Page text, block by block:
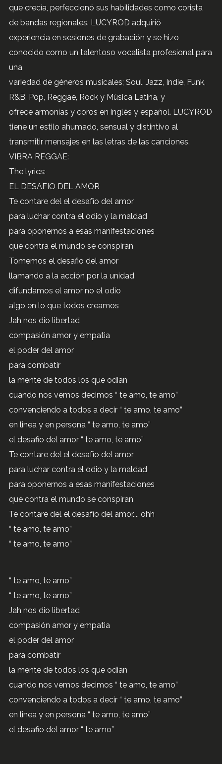
que crecía, perfeccionó sus habilidades como corista
de bandas regionales. LUCYROD adquirió
experiencia en sesiones de grabación y se hizo
conocido como un talentoso vocalista profesional para
una
variedad de géneros musicales; Soul, Jazz, Indie, Funk,
R&B, Pop, Reggae, Rock y Música Latina, y
ofrece armonías y coros en inglés y español. LUCYROD
tiene un estilo ahumado, sensual y distintivo al
transmitir mensajes en las letras de las canciones.
VIBRA REGGAE:
The lyrics:
EL DESAFIO DEL AMOR
Te contare del el desafío del amor
para luchar contra el odio y la maldad
para oponernos a esas manifestaciones
que contra el mundo se conspiran
Tomemos el desafio del amor
llamando a la acción por la unidad
difundamos el amor no el odio
algo en lo que todos creamos
Jah nos dio libertad
compasión amor y empatia
el poder del amor
para combatir
la mente de todos los que odian
cuando nos vemos decimos “ te amo, te amo”
convenciendo a todos a decir “ te amo, te amo”
en linea y en persona “ te amo, te amo”
el desafio del amor “ te amo, te amo”
Te contare del el desafío del amor
para luchar contra el odio y la maldad
para oponernos a esas manifestaciones
que contra el mundo se conspiran
Te contare del el desafío del amor.... ohh
“ te amo, te amo”
“ te amo, te amo”
“ te amo, te amo”
“ te amo, te amo”
Jah nos dio libertad
compasión amor y empatia
el poder del amor
para combatir
la mente de todos los que odian
cuando nos vemos decimos “ te amo, te amo”
convenciendo a todos a decir “ te amo, te amo”
en linea y en persona “ te amo, te amo”
el desafio del amor “ te amo”